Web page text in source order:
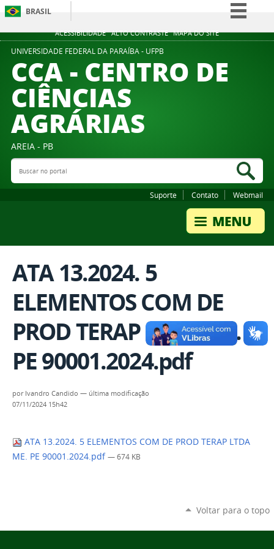
ACESSIBILIDADE ALTO CONTRASTE MAPA DO SITE
BRASIL
Simplifique!
Participe
UNIVERSIDADE FEDERAL DA PARAÍBA - UFPB
CCA - CENTRO DE
CIÊNCIAS
AGRÁRIAS
AREIA - PB
Buscar no portal
Suporte Contato Webmail
ATA 13.2024. 5
ELEMENTOS COM DE
PROD TERAP LTDA ME.
PE 90001.2024.pdf
por Ivandro Candido — última modificação
07/11/2024 15h42
ATA 13.2024. 5 ELEMENTOS COM DE PROD TERAP LTDA
ME. PE 90001.2024.pdf — 674 KB
Voltar para o topo